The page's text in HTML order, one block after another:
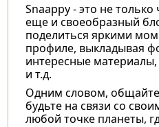
Snaappy - это не
еще и своеобразный
поделиться яркими
профиле, выкладывая
интересные
и т.д.
Одним словом,
будьте на связи со
любой точке планеты,